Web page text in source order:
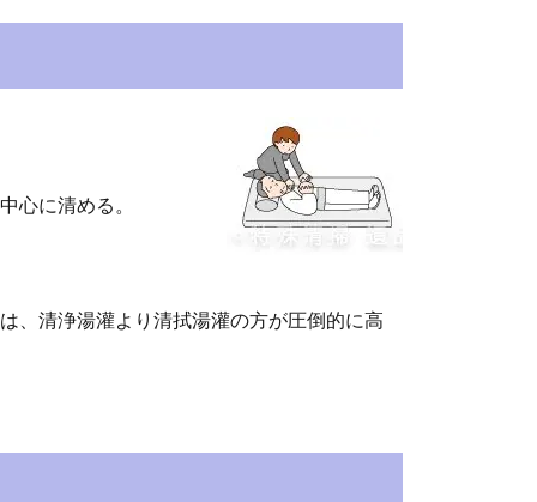
心に清める。
、清浄湯灌より清拭湯灌の方が圧倒的に高